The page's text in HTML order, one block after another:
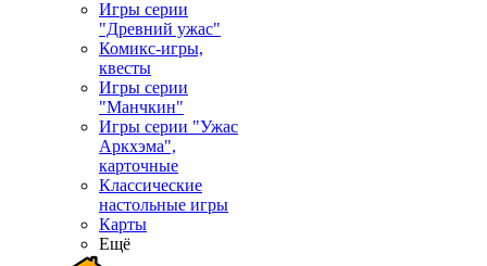
Игры серии
"Древний ужас"
Комикс-игры,
квесты
Игры серии
"Манчкин"
Игры серии "Ужас
Аркхэма",
карточные
Классические
настольные игры
Карты
Ещё